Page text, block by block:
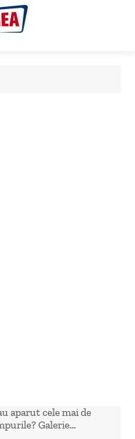
aparut cele mai de
Galerie...